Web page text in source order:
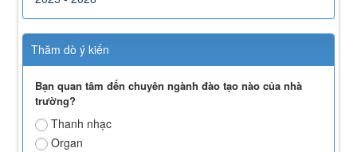
Thăm dò ý kiến
Bạn quan tâm đến chuyên ngành đào tạo nào của nhà
trường?
Thanh nhạc
Organ